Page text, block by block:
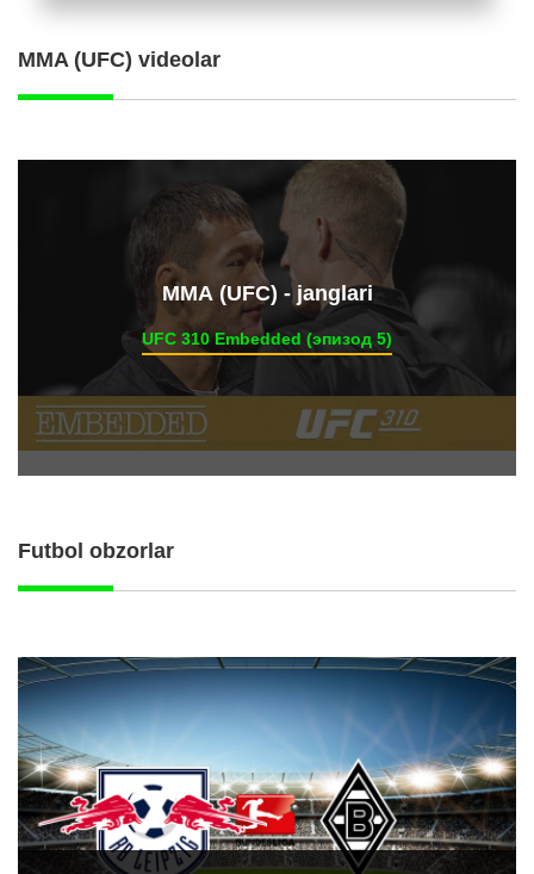
MMA (UFC) videolar
ММА (UFC) - janglari
UFC 310 Embedded (эпизод 5)
Futbol obzorlar